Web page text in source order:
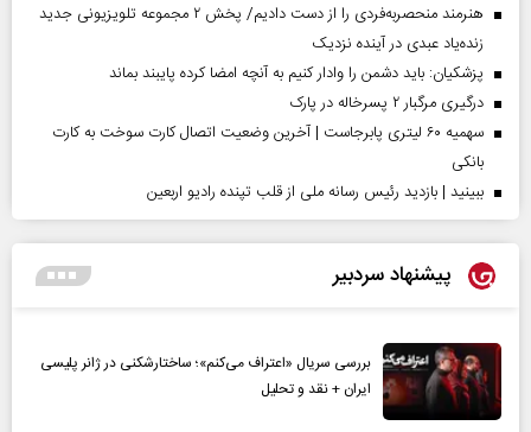
هنرمند منحصر‌به‌فردی را از دست دادیم/ پخش ۲ مجموعه تلویزیونی جدید
زنده‌یاد عبدی در آینده نزدیک
پزشکیان: باید دشمن را وادار کنیم به آنچه امضا کرده پایبند بماند
درگیری مرگبار ۲ پسرخاله در پارک
سهمیه ۶۰ لیتری پابرجاست | آخرین وضعیت اتصال کارت سوخت به کارت
بانکی
ببینید | بازدید رئیس رسانه ملی از قلب تپنده رادیو اربعین
پیشنهاد سردبیر
بررسی سریال «اعتراف می‌کنم»؛ ساختارشکنی در ژانر پلیسی
ایران + نقد و تحلیل